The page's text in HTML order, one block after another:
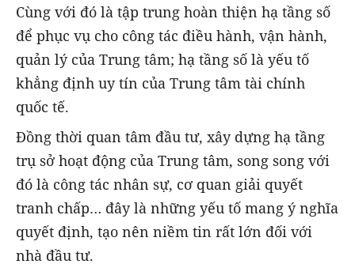
Cùng với đó là tập trung hoàn thiện hạ tầng số
để phục vụ cho công tác điều hành, vận hành,
quản lý của Trung tâm; hạ tầng số là yếu tố
khẳng định uy tín của Trung tâm tài chính
quốc tế.
Đồng thời quan tâm đầu tư, xây dựng hạ tầng
trụ sở hoạt động của Trung tâm, song song với
đó là công tác nhân sự, cơ quan giải quyết
tranh chấp… đây là những yếu tố mang ý nghĩa
quyết định, tạo nên niềm tin rất lớn đối với
nhà đầu tư.